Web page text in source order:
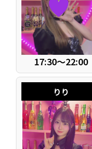
17:30～22:00
りり